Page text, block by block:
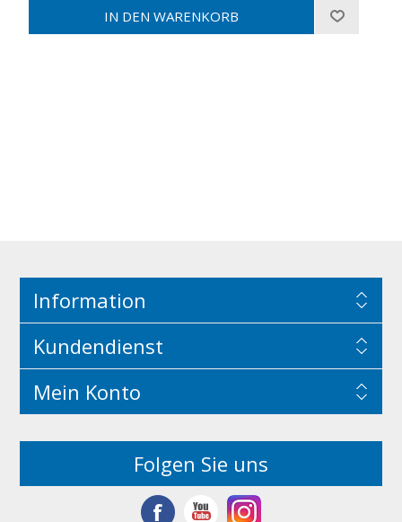
Information
Kundendienst
Mein Konto
Folgen Sie uns